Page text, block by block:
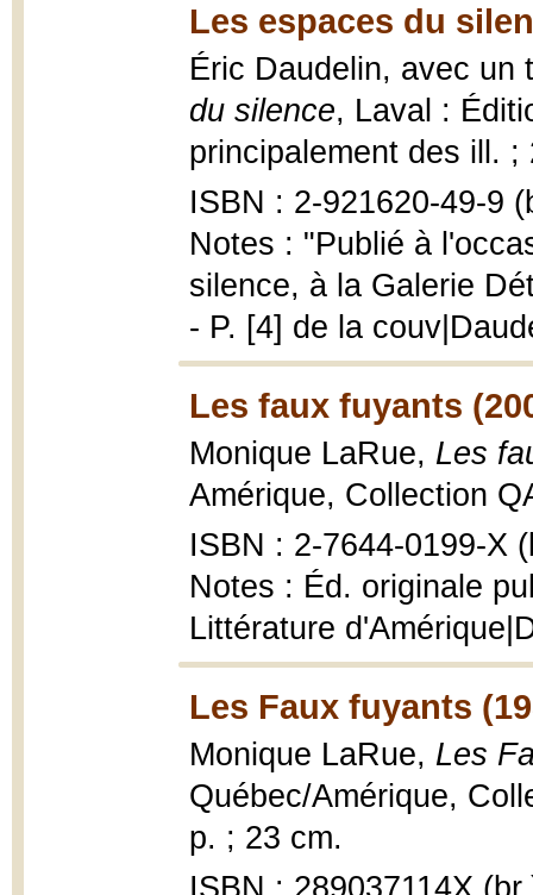
Les espaces du
Éric Daudelin, avec
du silence, Laval :
principalement des ill. ;
ISBN : 2-921620-49-9
Notes : "Publié à
silence, à la Galerie
- P. [4] de la
Les faux fuyants
Monique LaRue, Les
Amérique, Collection
ISBN : 2-7644-0199-X
Notes : Éd. originale
Littérature
Les Faux fuyants
Monique LaRue, Les
Québec/Amérique,
p. ; 23 cm.
ISBN : 289037114X